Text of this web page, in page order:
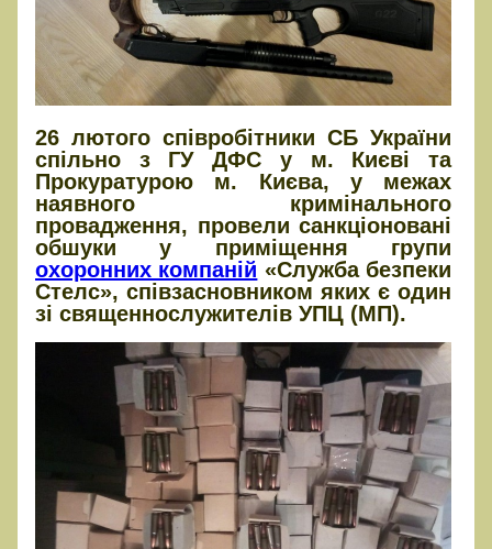
26 лютого співробітники СБ України
спільно з ГУ ДФС у м. Києві та
Прокуратурою м. Києва, у межах
наявного кримінального
провадження, провели санкціоновані
обшуки у приміщення групи
охоронних компаній «Служба безпеки
Стелс», співзасновником яких є один
зі священнослужителів УПЦ (МП).